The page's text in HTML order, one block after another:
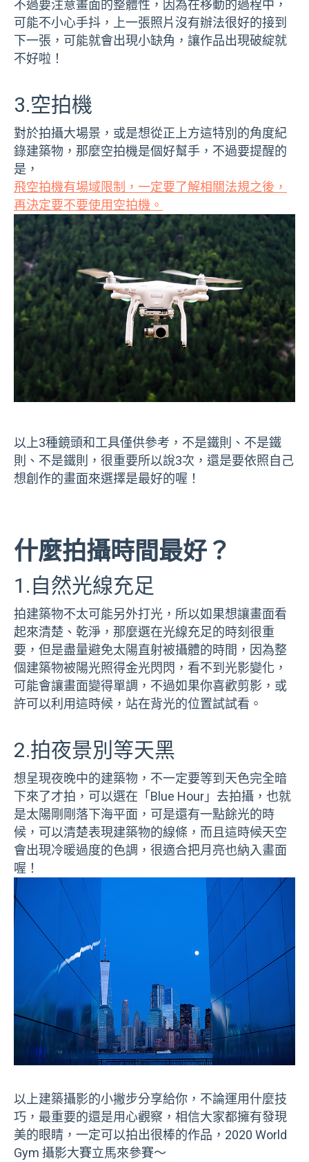
不過要注意畫面的整體性，因為在移動的過程中，
可能不小心手抖，上一張照片沒有辦法很好的接到
下一張，可能就會出現小缺角，讓作品出現破綻就
不好啦！
3.空拍機
對於拍攝大場景，或是想從正上方這特別的角度紀
錄建築物，那麼空拍機是個好幫手，不過要提醒的
是，
飛空拍機有場域限制，一定要了解相關法規之後，
再決定要不要使用空拍機。
以上3種鏡頭和工具僅供參考，不是鐵則、不是鐵
則、不是鐵則，很重要所以說3次，還是要依照自己
想創作的畫面來選擇是最好的喔！
什麼拍攝時間最好？
1.自然光線充足
拍建築物不太可能另外打光，所以如果想讓畫面看
起來清楚、乾淨，那麼選在光線充足的時刻很重
要，但是盡量避免太陽直射被攝體的時間，因為整
個建築物被陽光照得金光閃閃，看不到光影變化，
可能會讓畫面變得單調，不過如果你喜歡剪影，或
許可以利用這時候，站在背光的位置試試看。
2.拍夜景別等天黑
想呈現夜晚中的建築物，不一定要等到天色完全暗
下來了才拍，可以選在「Blue Hour」去拍攝，也就
是太陽剛剛落下海平面，可是還有一點餘光的時
候，可以清楚表現建築物的線條，而且這時候天空
會出現冷暖過度的色調，很適合把月亮也納入畫面
喔！
以上建築攝影的小撇步分享給你，不論運用什麼技
巧，最重要的還是用心觀察，相信大家都擁有發現
美的眼睛，一定可以拍出很棒的作品，2020 World
Gym 攝影大賽立馬來參賽～